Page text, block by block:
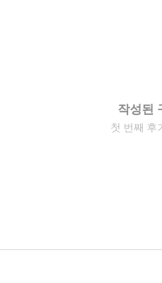
작성된
첫 번째 후